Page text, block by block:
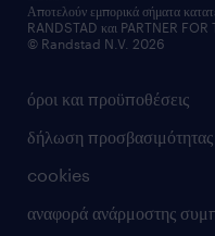
workforce insights
επικοινώνησε μαζί μας
όροι και προϋποθέσεις
δήλωση προσβασιμότητας
cookies
αναφορά ανάρμοστης
Αποτελούν εμπορικά σήματα
RANDSTAD και PARTNER FOR
© Randstad N.V. 2026